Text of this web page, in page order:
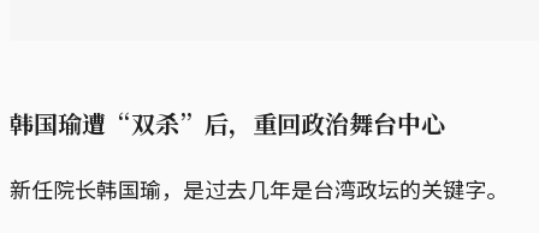
韩国瑜遭“双杀”后，重回政治舞台中心
新任院长韩国瑜，是过去几年是台湾政坛的关键字。